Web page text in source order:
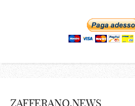
ZAFFERANO.NEWS